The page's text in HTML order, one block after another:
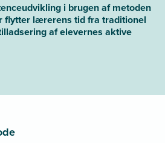
i brugen af metoden
flytter lærerens tid fra traditionel
af elevernes aktive